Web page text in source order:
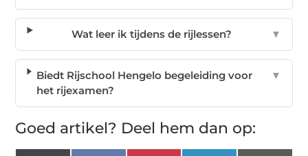
Wat leer ik tijdens de rijlessen? ▼
Biedt Rijschool Hengelo begeleiding voor
het rijexamen?
▼
Goed artikel? Deel hem dan op: